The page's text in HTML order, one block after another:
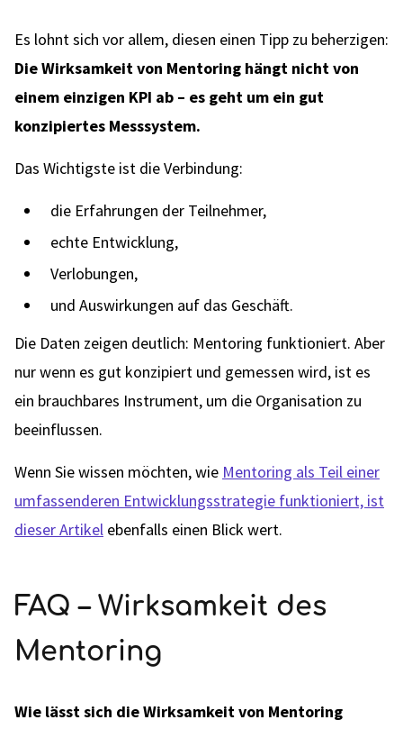
Es lohnt sich vor allem, diesen einen Tipp zu beherzigen:
Die Wirksamkeit von Mentoring hängt nicht von
einem einzigen KPI ab – es geht um ein gut
konzipiertes Messsystem.
Das Wichtigste ist die Verbindung:
die Erfahrungen der Teilnehmer,
echte Entwicklung,
Verlobungen,
und Auswirkungen auf das Geschäft.
Die Daten zeigen deutlich: Mentoring funktioniert. Aber
nur wenn es gut konzipiert und gemessen wird, ist es
ein brauchbares Instrument, um die Organisation zu
beeinflussen.
Wenn Sie wissen möchten, wie Mentoring als Teil einer
umfassenderen Entwicklungsstrategie funktioniert, ist
dieser Artikel ebenfalls einen Blick wert.
FAQ – Wirksamkeit des
Mentoring
Wie lässt sich die Wirksamkeit von Mentoring